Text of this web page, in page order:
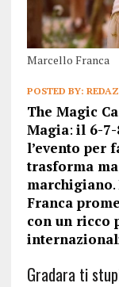
Marcello Franca
POSTED BY:
The Magic
Magia: il 6-7-
l’evento per
trasforma
marchigiano.
Franca
con un ricco
Gradara ti